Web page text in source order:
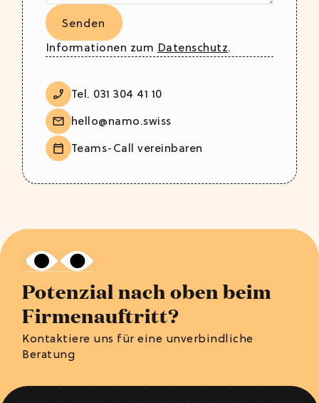
Informationen zum Datenschutz.
Tel. 031 304 41 10
hello@namo.swiss
Teams-Call vereinbaren
Potenzial nach oben beim
Firmenauftritt?
Kontaktiere uns für eine unverbindliche
Beratung